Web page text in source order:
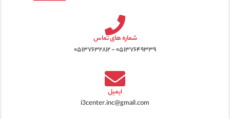
شماره های تماس
۰۵۱۳۷۶۴۹۳۳۹ - ۰۵۱۳۷۶۳۲۸۱۲
ایمیل
i3center.inc@gmail.com